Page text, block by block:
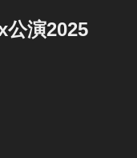
公演2025